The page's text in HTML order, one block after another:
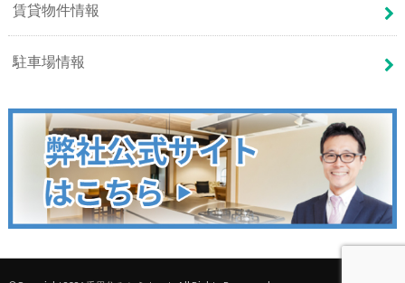
賃貸物件情報
駐車場情報